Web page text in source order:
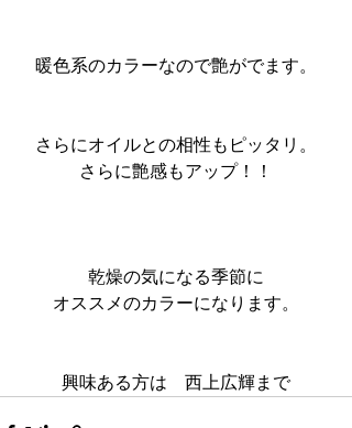
暖色系のカラーなので艶がでます。
さらにオイルとの相性もピッタリ。
さらに艶感もアップ！！
乾燥の気になる季節に
オススメのカラーになります。
興味ある方は　西上広輝まで